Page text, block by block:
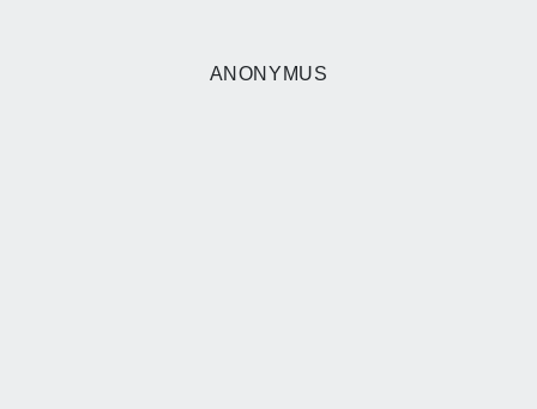
ANONYMUS